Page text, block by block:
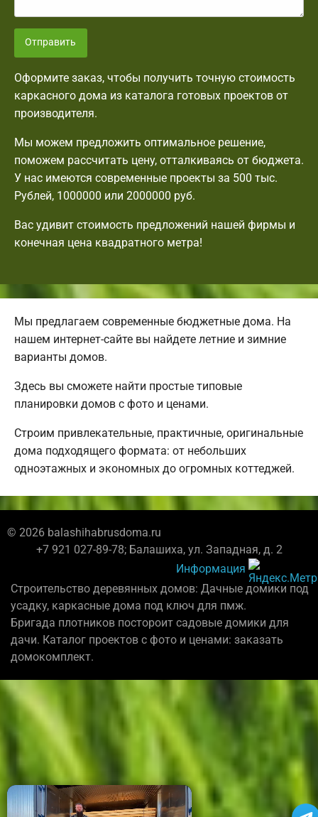
Отправить
Оформите заказ, чтобы получить точную стоимость
каркасного дома из каталога готовых проектов от
производителя.
Мы можем предложить оптимальное решение,
поможем рассчитать цену, отталкиваясь от бюджета.
У нас имеются современные проекты за 500 тыс.
Рублей, 1000000 или 2000000 руб.
Вас удивит стоимость предложений нашей фирмы и
конечная цена квадратного метра!
Мы предлагаем современные бюджетные дома. На
нашем интернет-сайте вы найдете летние и зимние
варианты домов.
Здесь вы сможете найти простые типовые
планировки домов с фото и ценами.
Строим привлекательные, практичные, оригинальные
дома подходящего формата: от небольших
одноэтажных и экономных до огромных коттеджей.
© 2026 balashihabrusdoma.ru
+7 921 027-89-78; Балашиха, ул. Западная, д. 2
Информация
Строительство деревянных домов: Дачные домики под
усадку, каркасные дома под ключ для пмж.
Бригада плотников постороит садовые домики для
дачи. Каталог проектов с фото и ценами: заказать
домокомплект.